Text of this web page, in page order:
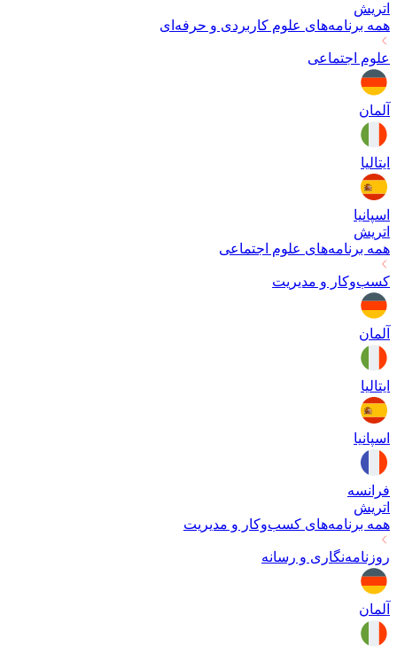
اتریش
همه برنامه‌های علوم کاربردی و حرفه‌ای
علوم اجتماعی
آلمان
ایتالیا
اسپانیا
اتریش
همه برنامه‌های علوم اجتماعی
کسب‌وکار و مدیریت
آلمان
ایتالیا
اسپانیا
فرانسه
اتریش
همه برنامه‌های کسب‌وکار و مدیریت
روزنامه‌نگاری و رسانه
آلمان